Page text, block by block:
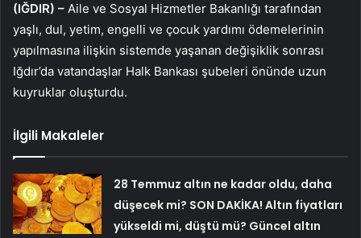
(IĞDIR) – Aile ve Sosyal Hizmetler Bakanlığı tarafından
yaşlı, dul, yetim, engelli ve çocuk yardımı ödemelerinin
yapılmasına ilişkin sistemde yaşanan değişiklik sonrası
Iğdır’da vatandaşlar Halk Bankası şubeleri önünde uzun
kuyruklar oluşturdu.
İlgili Makaleler
28 Temmuz altın ne kadar oldu, daha
düşecek mi? SON DAKİKA! Altın fiyatları
yükseldi mi, düştü mü? Güncel altın